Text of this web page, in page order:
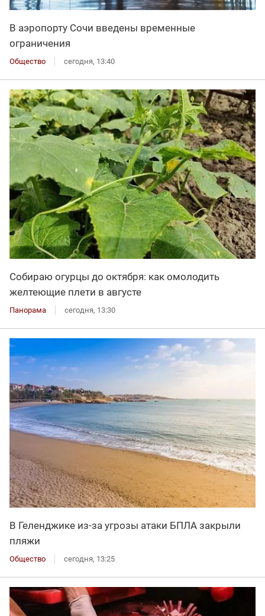
В аэропорту Сочи введены временные
ограничения
Общество сегодня, 13:40
Собираю огурцы до октября: как омолодить
желтеющие плети в августе
Панорама сегодня, 13:30
В Геленджике из-за угрозы атаки БПЛА закрыли
пляжи
Общество сегодня, 13:25